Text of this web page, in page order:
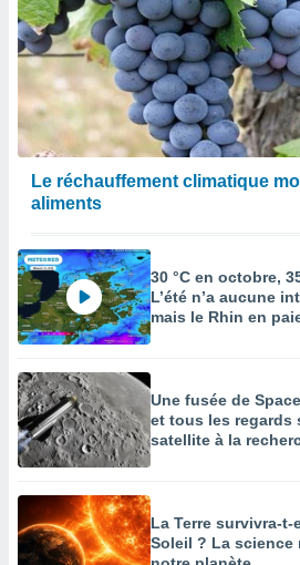
Le réchauffement climatique
aliments
30 °C en octobre,
L’été n’a aucune
mais le Rhin en
Une fusée de
et tous les regards
satellite à la
La Terre survivra-
Soleil ? La science